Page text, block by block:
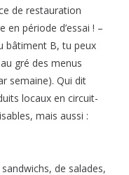
de restauration
période d’essai ! –
bâtiment B, tu peux
gré des menus
semaine). Qui dit
locaux en circuit-
mais aussi :
de salades,